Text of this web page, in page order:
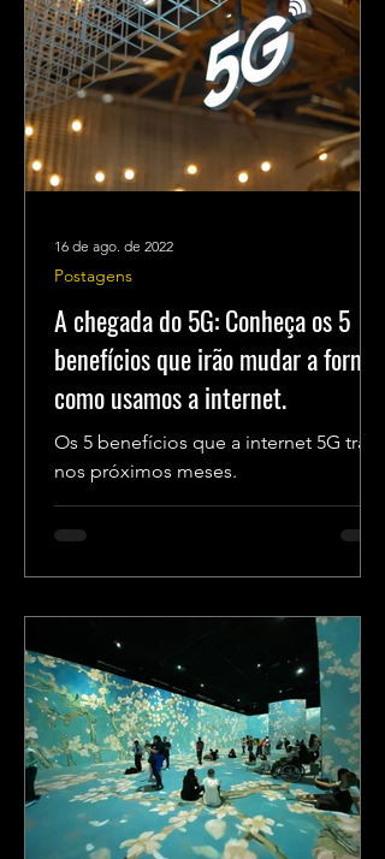
A chegada do 5G: Conheça os 5
benefícios que irão mudar a forma
como usamos a internet.
Os 5 benefícios que a internet 5G trará
nos próximos meses.
Postagens
16 de ago. de 2022